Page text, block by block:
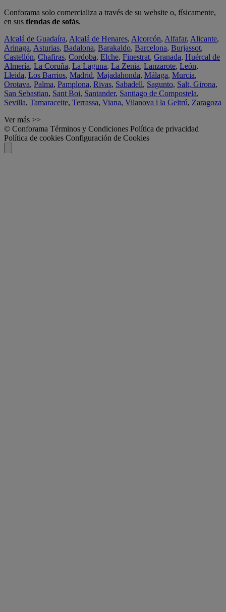
Conforama solo comercializa a través de su website o, físicamente,
en sus tiendas de sofás.
Alcalá de Guadaíra, Alcalá de Henares, Alcorcón, Alfafar, Alicante,
Arinaga, Asturias, Badalona, Barakaldo, Barcelona, Burjassot,
Castellón, Chafiras, Cordoba, Elche, Finestrat, Granada, Huércal de
Almería, La Coruña, La Laguna, La Zenia, Lanzarote, León,
Lleida, Los Barrios, Madrid, Majadahonda, Málaga, Murcia,
Orotava, Palma, Pamplona, Rivas, Sabadell, Sagunto, Salt, Girona,
San Sebastian, Sant Boi, Santander, Santiago de Compostela,
Sevilla, Tamaraceite, Terrassa, Viana, Vilanova i la Geltrú, Zaragoza
Ver más >>
© Conforama Términos y Condiciones Política de privacidad
Política de cookies Configuración de Cookies